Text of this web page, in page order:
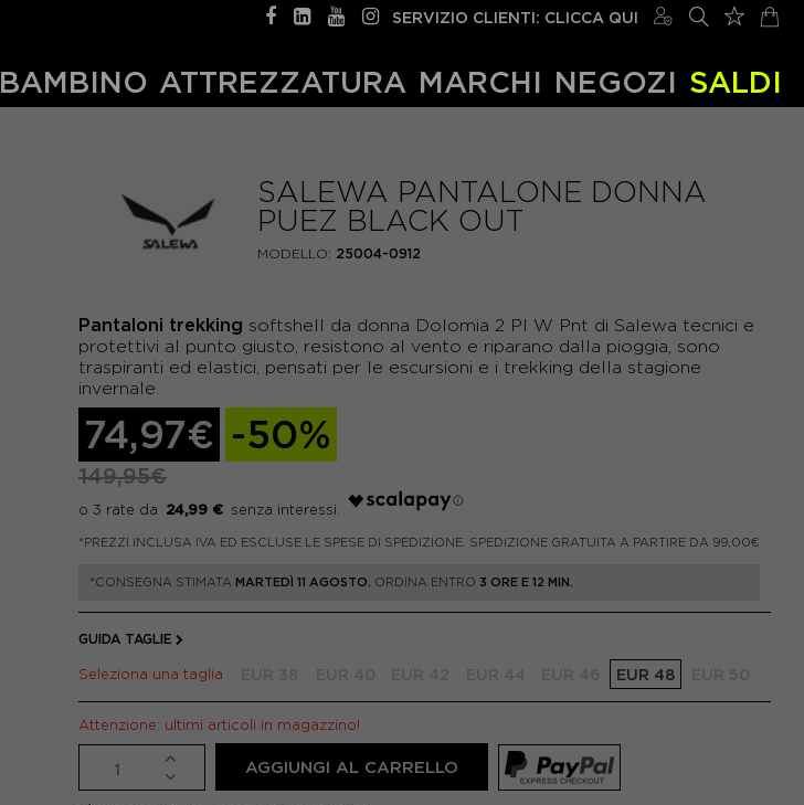
SERVIZIO CLIENTI: CLICCA QUI
BAMBINO ATTREZZATURA MARCHI NEGOZI SALDI
SALEWA PANTALONE DONNA
PUEZ BLACK OUT
MODELLO: 25004-0912
Pantaloni trekking softshell da donna Dolomia 2 Pl W Pnt di Salewa tecnici e
protettivi al punto giusto, resistono al vento e riparano dalla pioggia, sono
traspiranti ed elastici, pensati per le escursioni e i trekking della stagione
invernale.
74,97€ -50%
149,95€
24,99 €
*PREZZI INCLUSA IVA ED ESCLUSE LE SPESE DI SPEDIZIONE. SPEDIZIONE GRATUITA A PARTIRE DA 99,00€
*CONSEGNA STIMATA MARTEDÌ 11 AGOSTO. ORDINA ENTRO 3 ORE E 12 MIN.
GUIDA TAGLIE
Seleziona una taglia EUR 48
Attenzione: ultimi articoli in magazzino!
AGGIUNGI AL CARRELLO